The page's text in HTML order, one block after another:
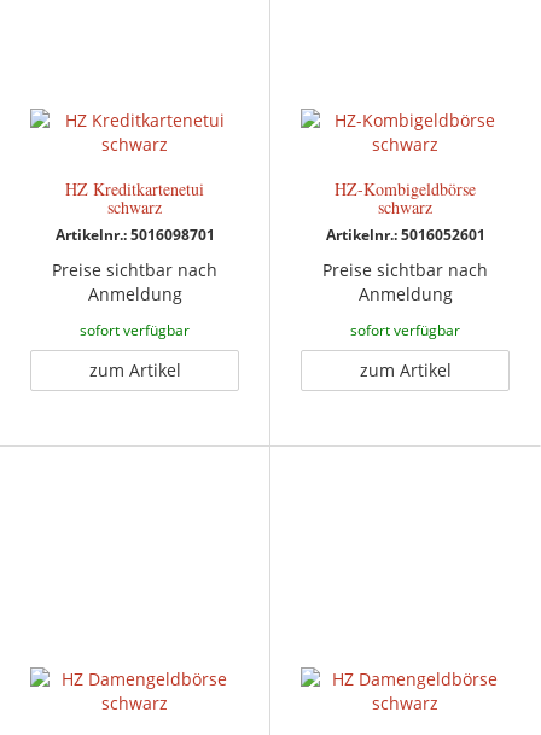
HZ Kreditkartenetui
schwarz
Artikelnr.: 5016098701
Preise sichtbar nach
Anmeldung
sofort verfügbar
zum Artikel
HZ-Kombigeldbörse
schwarz
Artikelnr.: 5016052601
Preise sichtbar nach
Anmeldung
sofort verfügbar
zum Artikel